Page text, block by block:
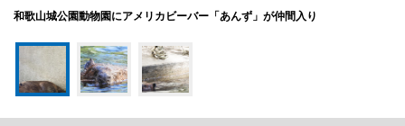
和歌山城公園動物園にアメリカビーバー「あんず」が仲間入り